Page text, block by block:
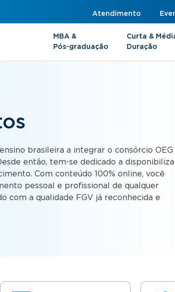
Atendimento
MBA &
Pós-graduação
Curta &
Duração
brasileira a integrar o consórcio OEG
então, tem-se dedicado a
Com conteúdo 100% online, você
pessoal e profissional de qualquer
com a qualidade FGV já reconhecida e